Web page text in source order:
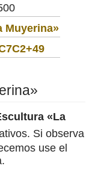
Muyerina»
«La
Si observa
use el